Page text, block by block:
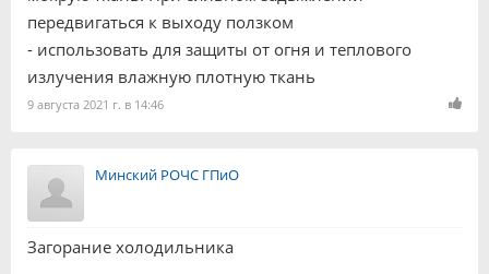
передвигаться к выходу ползком
- использовать для защиты от огня и теплового
излучения влажную плотную ткань
9 августа 2021 г. в 14:46
Минский РОЧС ГПиО
Загорание холодильника